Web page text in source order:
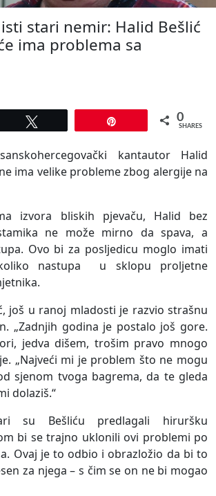
stari nemir: Halid Bešlić
ima problema sa
0
SHARES
kantautor Halid
ima velike probleme zbog alergije na
izvora bliskih pjevaču, Halid bez
ne može mirno da spava, a
Ovo bi za posljedicu moglo imati
nastupa u sklopu proljetne
još u ranoj mladosti je razvio strašnu
„Zadnjih godina je postalo još gore.
jedva dišem, trošim pravo mnogo
„Najveći mi je problem što ne mogu
sjenom tvoga bagrema, da te gleda
dolaziš.“
su Bešliću predlagali hiruršku
bi se trajno uklonili ovi problemi po
Ovaj je to odbio i obrazložio da bi to
za njega – s čim se on ne bi mogao